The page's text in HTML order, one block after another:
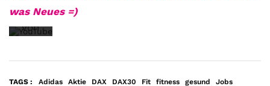
was Neues =)
Datenschutzerklärung
von
erfahren
TAGS : Adidas Aktie DAX DAX30 Fit fitness gesund Jobs